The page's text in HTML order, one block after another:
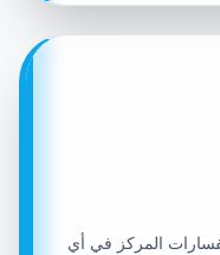
المركز في أي